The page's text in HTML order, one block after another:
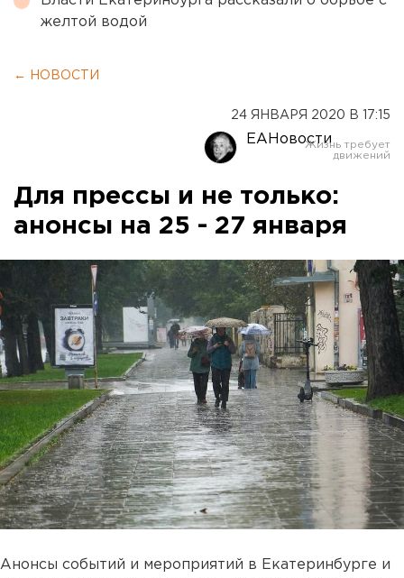
желтой водой
← НОВОСТИ
24 ЯНВАРЯ 2020 В 17:15
ЕАНовости
Для прессы и не только:
анонсы на 25 - 27 января
Анонсы событий и мероприятий в Екатеринбурге и